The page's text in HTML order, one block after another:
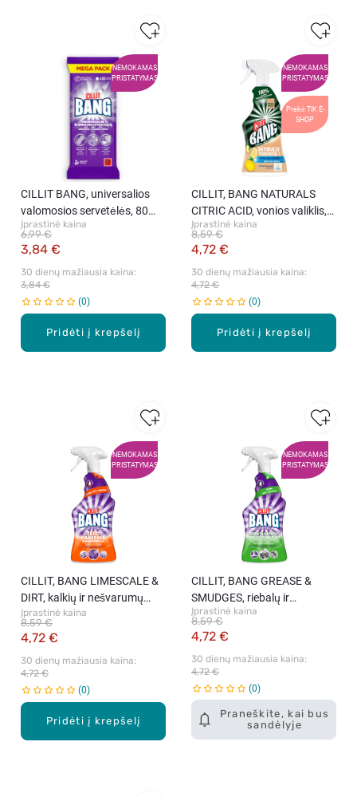
NEMOKAMAS
PRISTATYMAS
Pridėti į krepšelį
CILLIT BANG, universalios
valomosios servetėlės, 80
vnt.
Įprastinė kaina
3,84 €
6,99 €
30 dienų mažiausia kaina:
3,84 €
0
NEMOKAMAS
PRISTATYMAS
Prekė TIK E-
SHOP
Pridėti į krepšelį
CILLIT, BANG NATURALS
CITRIC ACID, vonios valiklis,
750 ml
Įprastinė kaina
4,72 €
8,59 €
30 dienų mažiausia kaina:
4,72 €
0
NEMOKAMAS
PRISTATYMAS
Pridėti į krepšelį
CILLIT, BANG LIMESCALE &
DIRT, kalkių ir nešvarumų
valiklis, 750 ml
Įprastinė kaina
4,72 €
8,59 €
30 dienų mažiausia kaina:
4,72 €
0
NEMOKAMAS
PRISTATYMAS
Praneškite, kai bus
sandėlyje
CILLIT, BANG GREASE &
SMUDGES, riebalų ir
nešvarumų valiklis, 750 ml
Įprastinė kaina
4,72 €
8,59 €
30 dienų mažiausia kaina:
4,72 €
0